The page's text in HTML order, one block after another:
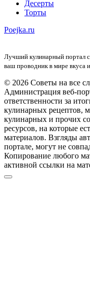
Десерты
Торты
Poejka.ru
Лучший кулинарный портал
ваш проводник в мире вкуса
© 2026 Советы на все
Администрация веб-
ответственности за
кулинарных рецептов,
кулинарных и прочих
ресурсов, на которые
материалов. Взгляды
портале, могут не
Копирование любого
активной ссылки на